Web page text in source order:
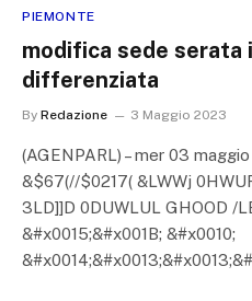
PIEMONTE
modifica sede
differenziata
By Redazione 3 Maggio 2023
(AGENPARL) – mer 03
&$67(//$0217( &LWWj
3LD]]D 0DUWLUL GHOOD /
&#x0015;&#x001B; &#x0010;